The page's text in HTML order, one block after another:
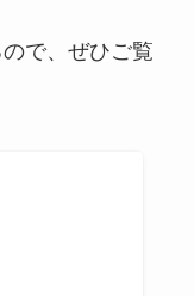
で、ぜひご覧